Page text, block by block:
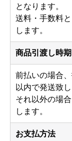
となります。
送料・手数料
します。
商品引渡し時期
前払いの場合
以内で発送致し
それ以外の場
します。
お支払方法